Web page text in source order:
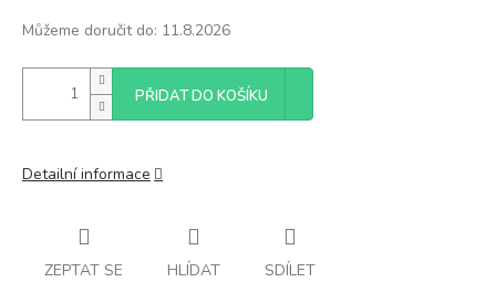
Můžeme doručit do: 11.8.2026
PŘIDAT DO KOŠÍKU
Detailní informace
ZEPTAT SE HLÍDAT SDÍLET